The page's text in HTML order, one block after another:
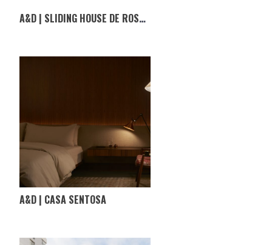
A&D | SLIDING HOUSE DE ROSS RUSSEL EM INGLATERRA
A&D | CASA SENTOSA